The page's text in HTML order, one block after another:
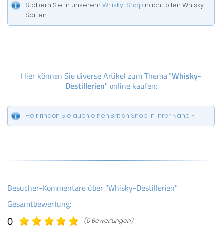
Stöbern Sie in unseremWhisky-Shop nach tollen Whisky-
Sorten.
Hier können Sie diverse Artikel zum Thema "Whisky-
Destillerien" online kaufen:
Heir finden Sie auch einen British Shop in Ihrer Nähe »
Besucher-Kommentare über "Whisky-Destillerien"
Gesamtbewertung:
0 (0 Bewertungen)